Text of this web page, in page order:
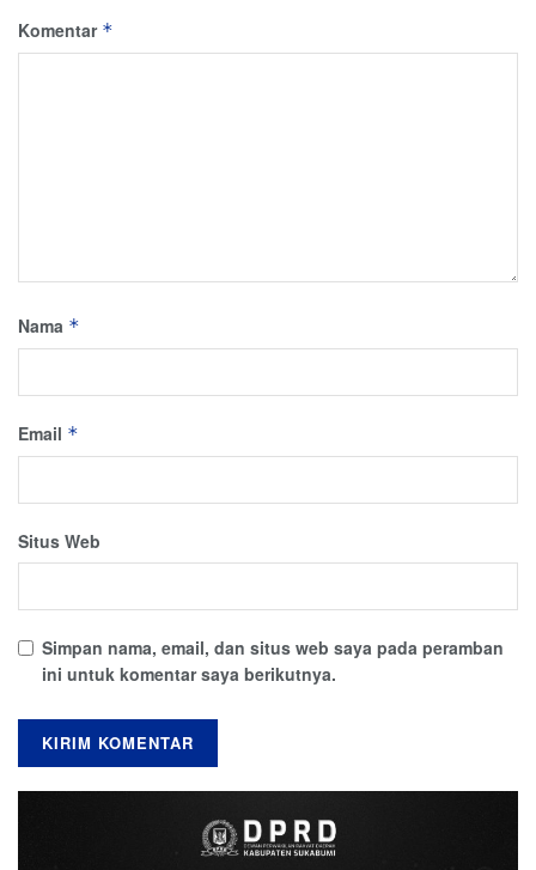
Komentar *
Nama *
Email *
Situs Web
Simpan nama, email, dan situs web saya pada peramban
ini untuk komentar saya berikutnya.